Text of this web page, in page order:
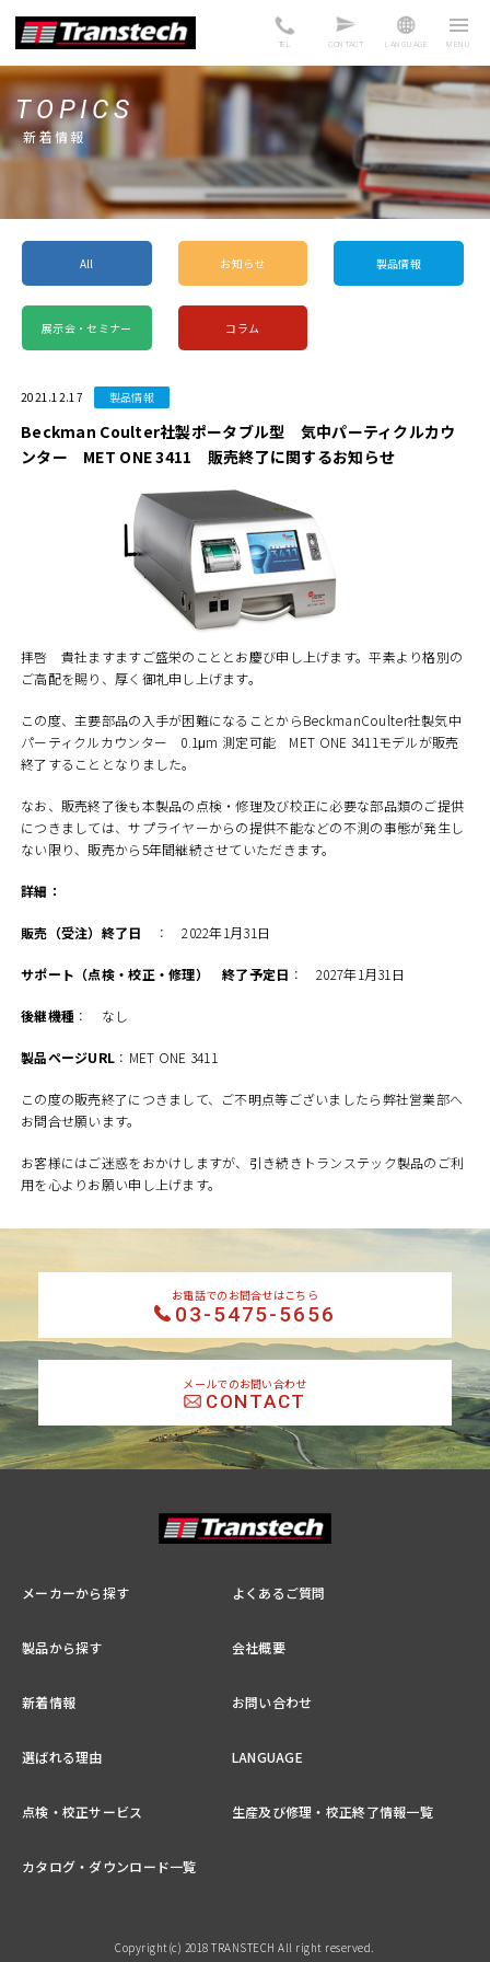
TEL CONTACT LANGUAGE
TOPICS
新着情報
All お知らせ 製品情報
展示会・セミナー コラム
2021.12.17 製品情報
Beckman Coulter社製ポータブル型 気中パーティクルカウ
ンター MET ONE 3411 販売終了に関するお知らせ
拝啓 貴社ますますご盛栄のこととお慶び申し上げます。平素より格別の
ご高配を賜り、厚く御礼申し上げます。
この度、主要部品の入手が困難になることからBeckmanCoulter社製気中
パーティクルカウンター 0.1μm 測定可能 MET ONE 3411モデルが販売
終了することとなりました。
なお、販売終了後も本製品の点検・修理及び校正に必要な部品類のご提供
につきましては、サプライヤーからの提供不能などの不測の事態が発生し
ない限り、販売から5年間継続させていただきます。
詳細：
販売（受注）終了日 ： 2022年1月31日
サポート（点検・校正・修理） 終了予定日 ： 2027年1月31日
後継機種 ： なし
製品ページURL ： MET ONE 3411
この度の販売終了につきまして、ご不明点等ございましたら弊社営業部へ
お問合せ願います。
お客様にはご迷惑をおかけしますが、引き続きトランステック製品のご利
用を心よりお願い申し上げます。
お電話でのお問合せはこちら
03-5475-5656
メールでのお問い合わせ
CONTACT
メーカーから探す
製品から探す
新着情報
選ばれる理由
点検・校正サービス
カタログ・ダウンロード一覧
よくあるご質問
会社概要
お問い合わせ
LANGUAGE
生産及び修理・校正終了情報一覧
Copyright(c) 2018 TRANSTECH All right reserved.